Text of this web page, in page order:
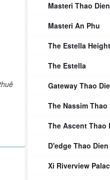
Masteri Thao Dien
Masteri An Phu
The Estella
The Estella
Gateway Thao
The Nassim Thao
The Ascent Thao
D'edge Thao Dien
Xi Riverview